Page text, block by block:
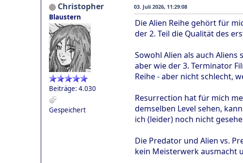
Christopher
Blaustern
Beiträge: 4.030
Gespeichert
03. Juli 2026, 11:29:08
Die Alien Reihe gehört für
der 2. Teil die Qualität des
Sowohl Alien als auch
aber wie der 3. Terminator
Reihe - aber nicht schlecht,
Resurrection hat für mich
demselben Level sehen,
ich (leider) noch nicht
Die Predator und Alien vs.
kein Meisterwerk ausmacht